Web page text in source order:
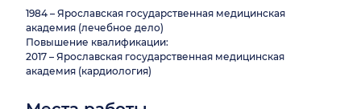
1984 – Ярославская государственная медицинская
академия (лечебное дело)
Повышение квалификации:
2017 – Ярославская государственная медицинская
академия (кардиология)